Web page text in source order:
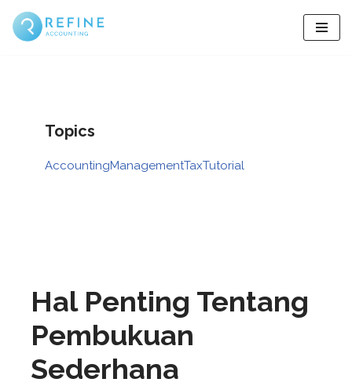
Skip
Topics
AccountingManagementTaxTutorial
Hal Penting Tentang
Pembukuan
Sederhana